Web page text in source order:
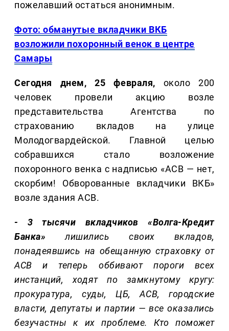
пожелавший остаться анонимным.
Фото: обманутые вкладчики ВКБ
возложили похоронный венок в центре
Самары
Сегодня днем, 25 февраля, около 200
человек провели акцию возле
представительства Агентства по
страхованию вкладов на улице
Молодогвардейской. Главной целью
собравшихся стало возложение
похоронного венка с надписью «АСВ — нет,
скорбим! Обворованные вкладчики ВКБ»
возле здания АСВ.
- 3 тысячи вкладчиков «Волга-Кредит
Банка» лишились своих вкладов,
понадеявшись на обещанную страховку от
АСВ и теперь оббивают пороги всех
инстанций, ходят по замкнутому кругу:
прокуратура, суды, ЦБ, АСВ, городские
власти, депутаты и партии — все оказались
безучастны к их проблеме. Кто поможет